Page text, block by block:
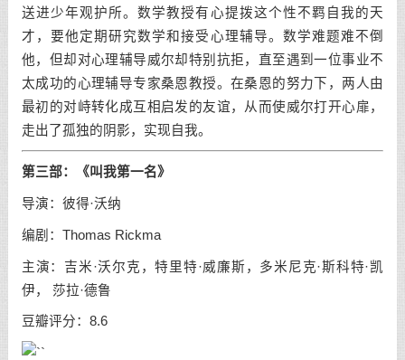
送进少年观护所。数学教授有心提拨这个性不羁自我的天
才，要他定期研究数学和接受心理辅导。数学难题难不倒
他，但却对心理辅导威尔却特别抗拒，直至遇到一位事业不
太成功的心理辅导专家桑恩教授。在桑恩的努力下，两人由
最初的对峙转化成互相启发的友谊，从而使威尔打开心扉，
走出了孤独的阴影，实现自我。
第三部：《叫我第一名》
导演：彼得·沃纳
编剧：Thomas Rickma
主演：吉米·沃尔克，特里特·威廉斯，多米尼克·斯科特·凯
伊， 莎拉·德鲁
豆瓣评分：8.6